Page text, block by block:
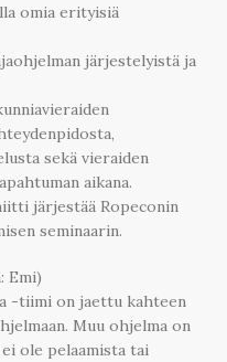
omia erityisiä
järjestelyistä ja
sekä vieraiden
aikana.
järjestää Ropeconin
seminaarin.
Emi)
-tiimi on jaettu kahteen
Muu ohjelma on
ole pelaamista tai